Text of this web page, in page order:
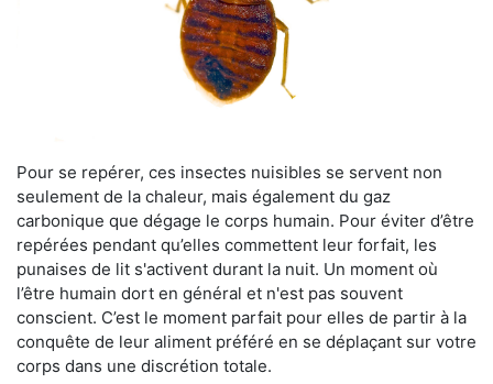
Pour se repérer, ces insectes nuisibles se servent non
seulement de la chaleur, mais également du gaz
carbonique que dégage le corps humain. Pour éviter d’être
repérées pendant qu’elles commettent leur forfait, les
punaises de lit s'activent durant la nuit. Un moment où
l’être humain dort en général et n'est pas souvent
conscient. C’est le moment parfait pour elles de partir à la
conquête de leur aliment préféré en se déplaçant sur votre
corps dans une discrétion totale.